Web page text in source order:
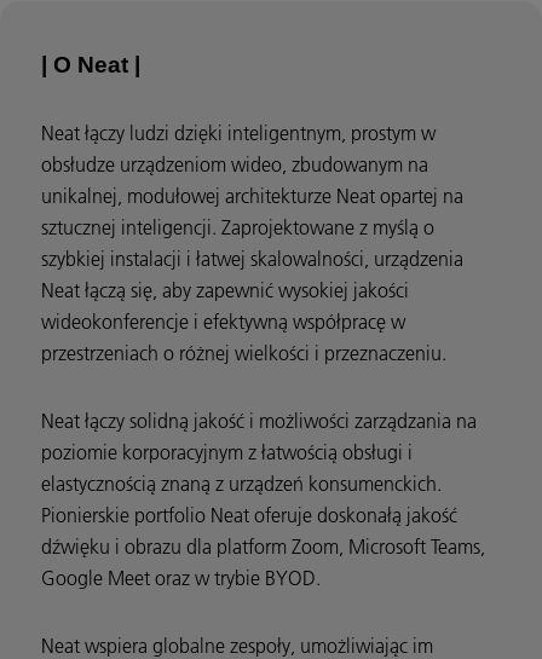
| O Neat |
Neat łączy ludzi dzięki inteligentnym, prostym w
obsłudze urządzeniom wideo, zbudowanym na
unikalnej, modułowej architekturze Neat opartej na
sztucznej inteligencji. Zaprojektowane z myślą o
szybkiej instalacji i łatwej skalowalności, urządzenia
Neat łączą się, aby zapewnić wysokiej jakości
wideokonferencje i efektywną współpracę w
przestrzeniach o różnej wielkości i przeznaczeniu.
Neat łączy solidną jakość i możliwości zarządzania na
poziomie korporacyjnym z łatwością obsługi i
elastycznością znaną z urządzeń konsumenckich.
Pionierskie portfolio Neat oferuje doskonałą jakość
dźwięku i obrazu dla platform Zoom, Microsoft Teams,
Google Meet oraz w trybie BYOD.
Neat wspiera globalne zespoły, umożliwiając im